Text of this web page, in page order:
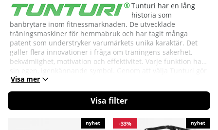
Tunturi har en lång
historia som
banbrytare inom fitnessmarknaden. De utvecklade
träningsmaskiner för hemmabruk och har tagit många
patent som understryker varumärkets unika karaktär. Det
gäller flera innovationer i fråga om träningens säkerhet,
bekvämlighet, motivation och effektivitet. Varje funktion har
du ett medvetet val av kvalitet, nordisk design och
pålitlighet.
Sportgymbutiken är även Sveriges Servicepartner för
Tunturi Fitness och sköter service samt reservdelar till dessa
Visa mer
Filtrera
-33%